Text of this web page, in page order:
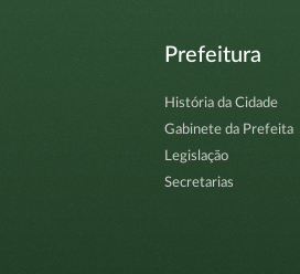
Prefeitura
História da Cidade
Gabinete da Prefeita
Legislação
Secretarias